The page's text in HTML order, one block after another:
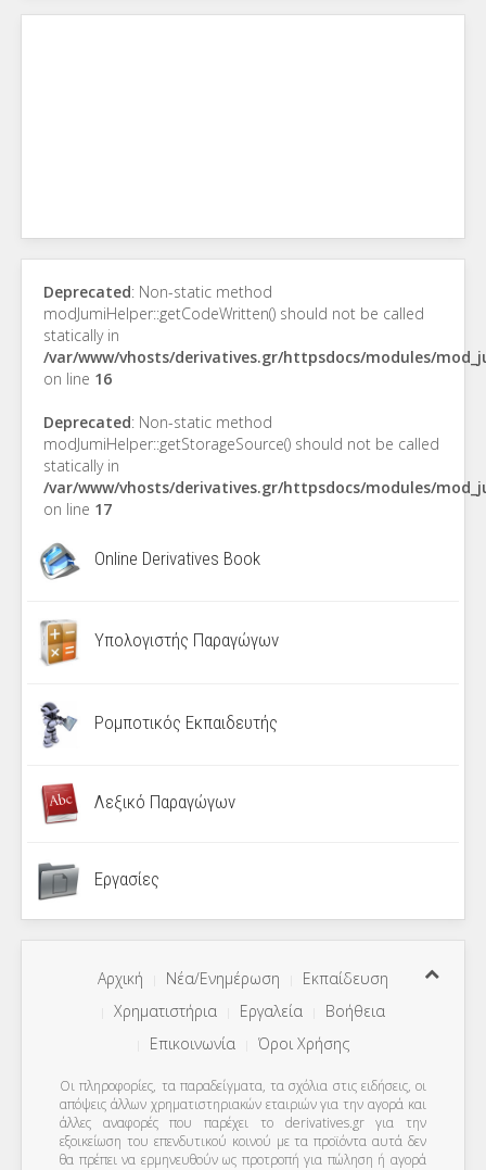
Deprecated: Non-static method
modJumiHelper::getCodeWritten() should not be called
statically in
/var/www/vhosts/derivatives.gr/httpsdocs/modules/
on line 16
Deprecated: Non-static method
modJumiHelper::getStorageSource() should not be called
statically in
/var/www/vhosts/derivatives.gr/httpsdocs/modules/
on line 17
Online Derivatives Book
Υπολογιστής Παραγώγων
Ρομποτικός Εκπαιδευτής
Λεξικό Παραγώγων
Εργασίες
Αρχική Νέα/Ενημέρωση
Εκπαίδευση
Χρηματιστήρια
Εργαλεία
Βοήθεια
Επικοινωνία
Όροι Χρήσης
Οι πληροφορίες, τα παραδείγματα, τα σχόλια στις ειδήσεις, οι
απόψεις άλλων χρηματιστηριακών εταιριών για την αγορά και
άλλες αναφορές που παρέχει το derivatives.gr για την
εξοικείωση του επενδυτικού κοινού με τα προϊόντα αυτά δεν
θα πρέπει να ερμηνευθούν ως προτροπή για πώληση ή αγορά